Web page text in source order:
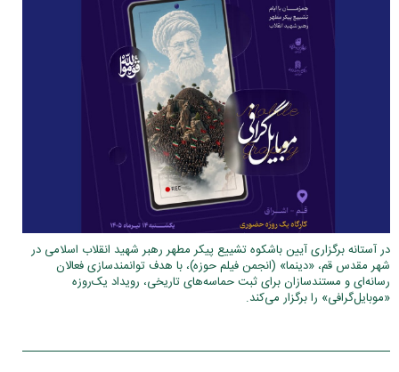
در آستانه برگزاری آیین باشکوه تشییع پیکر مطهر رهبر شهید انقلاب اسلامی در
شهر مقدس قم، «دینما» (انجمن فیلم حوزه)، با هدف توانمندسازی فعالان
رسانه‌ای و مستندسازان برای ثبت حماسه‌های تاریخی، رویداد یک‌روزه
«موبایل‌گرافی» را برگزار می‌کند.